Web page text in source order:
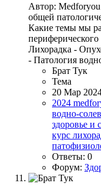
Автор:
общей
Какие темы мы
Лихорадка -
- Патология
Брат Тук
Тема
20 Мар
2024
водно-
здоровье и
курс
Ответы: 0
Форум: